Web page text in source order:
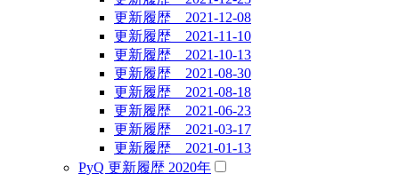
更新履歴 2021-12-08
更新履歴 2021-11-10
更新履歴 2021-10-13
更新履歴 2021-08-30
更新履歴 2021-08-18
更新履歴 2021-06-23
更新履歴 2021-03-17
更新履歴 2021-01-13
PyQ 更新履歴 2020年